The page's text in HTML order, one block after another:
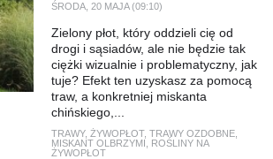
ŚRODA, 20 MAJA (09:10)
Zielony płot, który oddzieli cię od
drogi i sąsiadów, ale nie będzie tak
ciężki wizualnie i problematyczny, jak
tuje? Efekt ten uzyskasz za pomocą
traw, a konkretniej miskanta
chińskiego,...
TRAWY, ŻYWOPŁOT, TRAWY OZDOBNE,
MISKANT OLBRZYMI
ROŚLINY NA
ŻYWOPŁOT